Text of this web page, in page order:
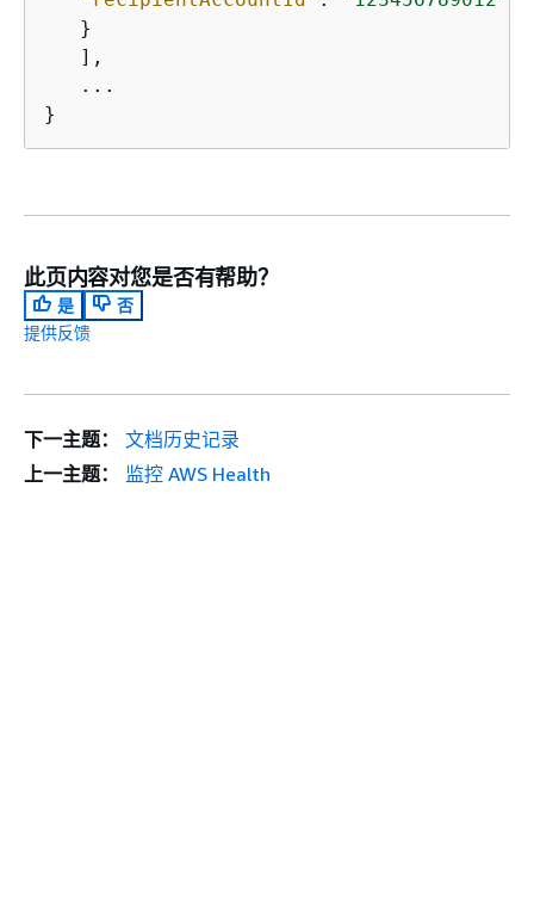
   }
   ],
   ...
}
此页内容对您是否有帮助？
是
否
提供反馈
下一主题：
文档历史记录
上一主题：
监控 AWS Health